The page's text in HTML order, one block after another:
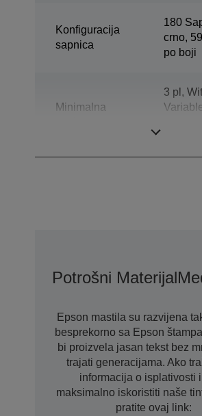
Konfiguracija
sapnica
180
crno,
po boji
Minimalna
3 pl,
Potrošni Materijal
Epson mastila su razvijena
besprekorno sa Epson
bi proizvela jasan tekst bez
trajati generacijama. Ako
informacija o isplativosti
maksimalno iskoristiti naše
pratite ovaj link: